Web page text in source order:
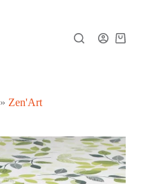
Panier
» Zen'Art